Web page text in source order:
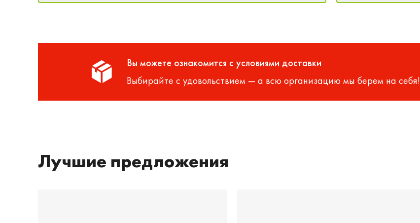
Вы можете ознакомится с условиями доставки
Выбирайте с удовольствием — а всю организацию мы берем на себя!
Лучшие предложения